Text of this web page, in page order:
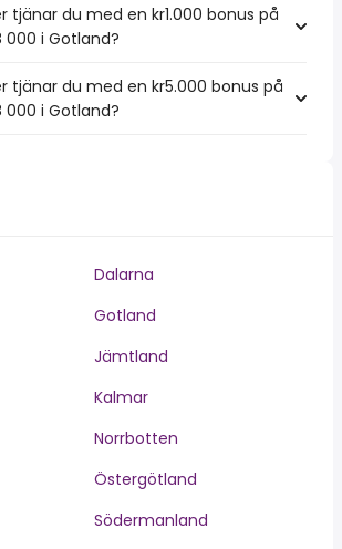
tjänar du med en kr1.000 bonus på
i Gotland?
tjänar du med en kr5.000 bonus på
i Gotland?
Dalarna
Gotland
Jämtland
Kalmar
Norrbotten
Östergötland
Södermanland